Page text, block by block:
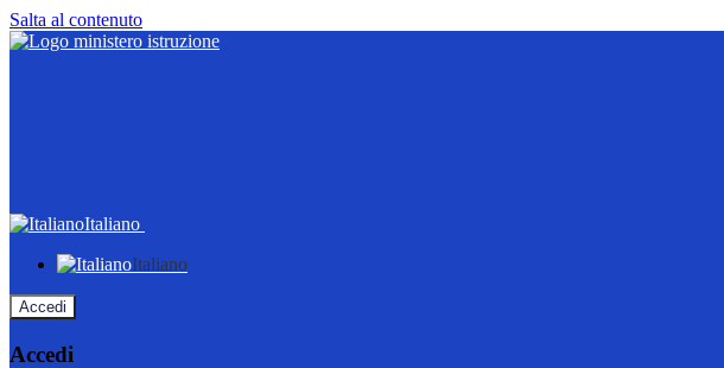
Salta al contenuto
Italiano
Italiano
Accedi
Accedi